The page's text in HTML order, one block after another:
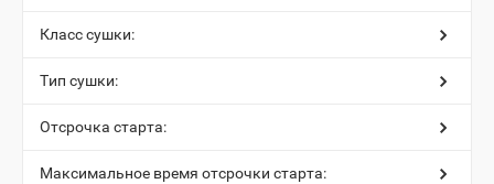
Класс сушки:
Тип сушки:
Отсрочка старта:
Максимальное время отсрочки старта: